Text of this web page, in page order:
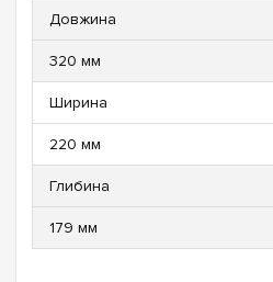
Довжина
320 мм
Ширина
220 мм
Глибина
179 мм